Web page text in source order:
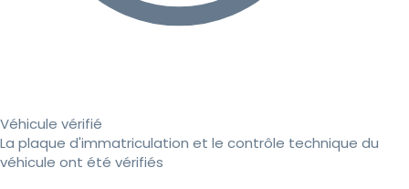
Véhicule vérifié
La plaque d'immatriculation et le contrôle technique du
véhicule ont été vérifiés